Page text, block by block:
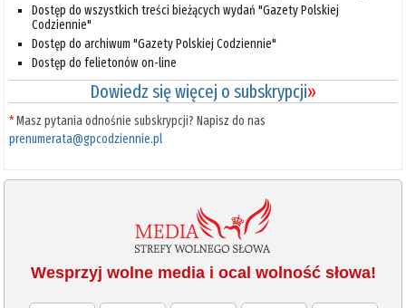
Dostęp do wszystkich treści bieżących wydań "Gazety Polskiej
Codziennie"
Dostęp do archiwum "Gazety Polskiej Codziennie"
Dostęp do felietonów on-line
Dowiedz się więcej o subskrypcji»
*Masz pytania odnośnie subskrypcji? Napisz do nas
prenumerata@gpcodziennie.pl
Wesprzyj wolne media i ocal wolność słowa!